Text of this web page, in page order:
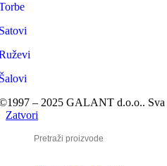
– 2025 GALANT d.o.o.. Sva
Zatvori